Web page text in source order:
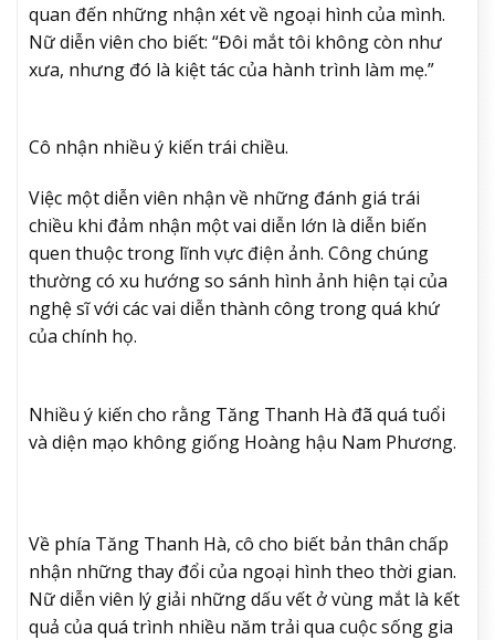
quan đến những nhận xét về ngoại hình của mình.
Nữ diễn viên cho biết: “Đôi mắt tôi không còn như
xưa, nhưng đó là kiệt tác của hành trình làm mẹ.”
Cô nhận nhiều ý kiến trái chiều.
Việc một diễn viên nhận về những đánh giá trái
chiều khi đảm nhận một vai diễn lớn là diễn biến
quen thuộc trong lĩnh vực điện ảnh. Công chúng
thường có xu hướng so sánh hình ảnh hiện tại của
nghệ sĩ với các vai diễn thành công trong quá khứ
của chính họ.
Nhiều ý kiến cho rằng Tăng Thanh Hà đã quá tuổi
và diện mạo không giống Hoàng hậu Nam Phương.
Về phía Tăng Thanh Hà, cô cho biết bản thân chấp
nhận những thay đổi của ngoại hình theo thời gian.
Nữ diễn viên lý giải những dấu vết ở vùng mắt là kết
quả của quá trình nhiều năm trải qua cuộc sống gia